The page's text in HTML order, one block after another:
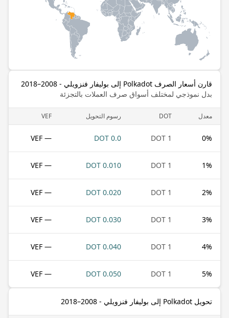
قارن أسعار الصرف Polkadot إلى بوليفار فنزويلي - 2008–2018
بدل نموذجي لمختلف أسواق صرف العملات بالتجزئة
معدل DOT رسوم التحويل VEF
0%
1 DOT
0.0 DOT
— VEF
1%
1 DOT
0.010 DOT
— VEF
2%
1 DOT
0.020 DOT
— VEF
3%
1 DOT
0.030 DOT
— VEF
4%
1 DOT
0.040 DOT
— VEF
5%
1 DOT
0.050 DOT
— VEF
تحويل Polkadot إلى بوليفار فنزويلي - 2008–2018